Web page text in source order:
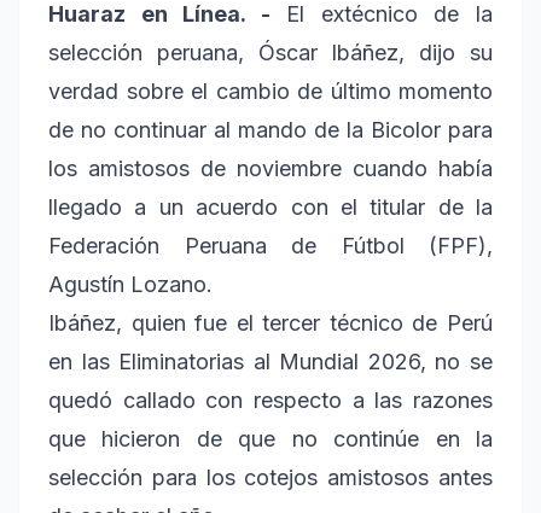
Huaraz en Línea. -
El extécnico de la
selección peruana, Óscar Ibáñez, dijo su
verdad sobre el cambio de último momento
de no continuar al mando de la Bicolor para
los amistosos de noviembre cuando había
llegado a un acuerdo con el titular de la
Federación Peruana de Fútbol (FPF),
Agustín Lozano.
Ibáñez, quien fue el tercer técnico de Perú
en las Eliminatorias al Mundial 2026, no se
quedó callado con respecto a las razones
que hicieron de que no continúe en la
selección para los cotejos amistosos antes